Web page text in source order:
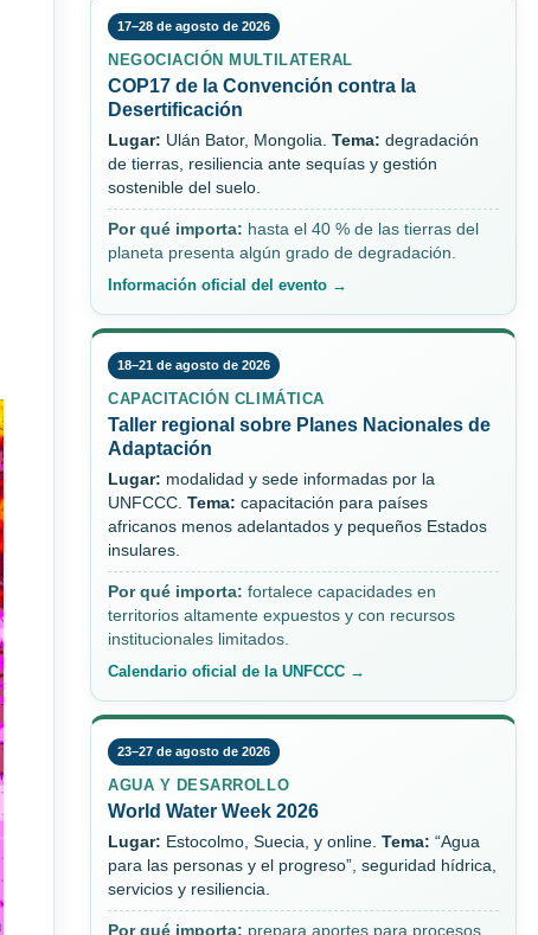
17–28 de agosto de 2026
NEGOCIACIÓN MULTILATERAL
COP17 de la Convención contra la
Desertificación
Lugar: Ulán Bator, Mongolia. Tema: degradación
de tierras, resiliencia ante sequías y gestión
sostenible del suelo.
Por qué importa: hasta el 40 % de las tierras del
planeta presenta algún grado de degradación.
Información oficial del evento →
18–21 de agosto de 2026
CAPACITACIÓN CLIMÁTICA
Taller regional sobre Planes Nacionales de
Adaptación
Lugar: modalidad y sede informadas por la
UNFCCC. Tema: capacitación para países
africanos menos adelantados y pequeños Estados
insulares.
Por qué importa: fortalece capacidades en
territorios altamente expuestos y con recursos
institucionales limitados.
Calendario oficial de la UNFCCC →
23–27 de agosto de 2026
AGUA Y DESARROLLO
World Water Week 2026
Lugar: Estocolmo, Suecia, y online. Tema: “Agua
para las personas y el progreso”, seguridad hídrica,
servicios y resiliencia.
Por qué importa: prepara aportes para procesos